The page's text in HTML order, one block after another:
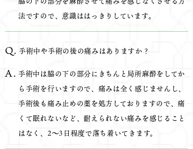
法ですので、意識ははっきりしています。
手術中や手術の後の痛みはありますか？
手術中は脇の下の部分にきちんと局所麻酔をしてか
ら手術を行いますので、痛みは全く感じませんし、
手術後も痛み止めの薬を処方しておりますので、痛
くて眠れないなど、耐えられない痛みを感じること
はなく、2～3日程度で落ち着いてきます。